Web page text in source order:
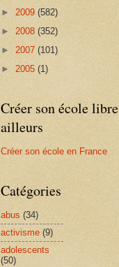
► 2009 (582)
► 2008 (352)
► 2007 (101)
► 2005 (1)
Créer son école libre
ailleurs
Créer son école en France
Catégories
abus (34)
activisme (9)
adolescents
(50)